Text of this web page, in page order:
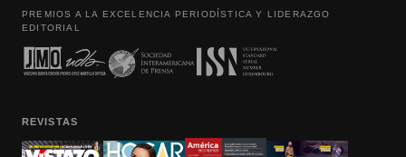
PREMIOS A LA EXCELENCIA PERIODÍSTICA Y LIDERAZGO
EDITORIAL
REVISTAS